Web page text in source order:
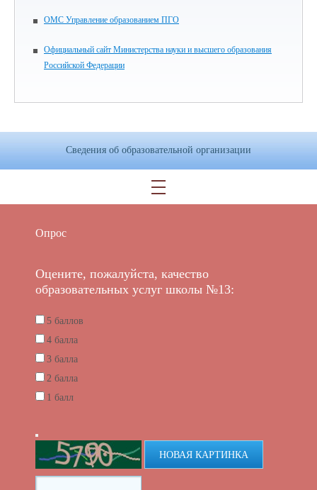
ОМС Управление образованием ПГО
Официальный сайт Министерства науки и высшего образования
Российской Федерации
Сведения об образовательной организации
Опрос
Оцените, пожалуйста, качество
образовательных услуг школы №13:
5 баллов
4 балла
3 балла
2 балла
1 балл
НОВАЯ КАРТИНКА